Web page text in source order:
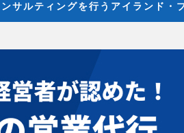
ルティングを行うアイランド・